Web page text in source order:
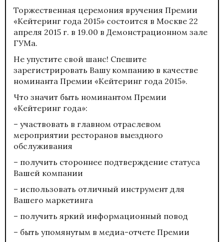
Торжественная церемония вручения Премии
«Кейтеринг года 2015» состоится в Москве 22
апреля 2015 г. в 19.00 в Демонстрационном зале
ГУМа.
Не упустите свой шанс! Спешите
зарегистрировать Вашу компанию в качестве
номинанта Премии «Кейтеринг года 2015».
Что значит быть номинантом Премии
«Кейтеринг года»:
– участвовать в главном отраслевом
мероприятии ресторанов выездного
обслуживания
– получить стороннее подтверждение статуса
Вашей компании
– использовать отличный инструмент для
Вашего маркетинга
– получить яркий информационный повод
– быть упомянутым в медиа-отчете Премии